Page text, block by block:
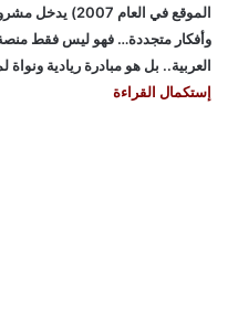
الموقع في
وأفكار متجددة… فهو ليس فقط منصة
العربية.. بل هو مبادرة ريادية
إستكمال القراءة